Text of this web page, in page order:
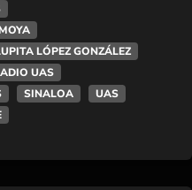
LÓPEZ GONZÁLEZ
UAS
SINALOA
UAS